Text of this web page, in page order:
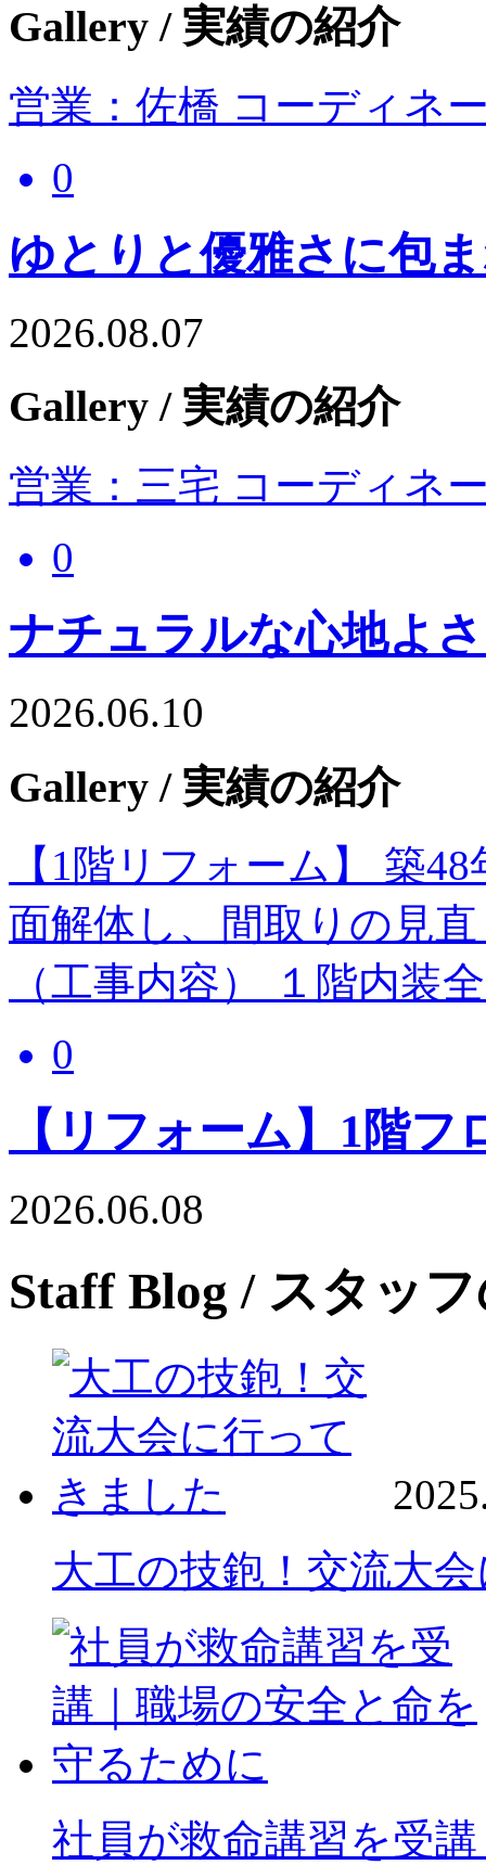
Gallery / 実績の紹介
営業：佐橋 コーディネ
0
ゆとりと優雅さに包
2026.08.07
Gallery / 実績の紹介
営業：三宅 コーディネ
0
ナチュラルな心地よ
2026.06.10
Gallery / 実績の紹介
【1階リフォーム】 築
面解体し、間取りの見
（工事内容） １階内装
0
【リフォーム】1階フ
2026.06.08
Staff Blog / スタッ
大工の技鉋！交流大
社員が救命講習を受